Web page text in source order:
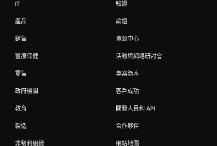
IT
產品
銷售
醫療保健
零售
政府機關
教育
製造
非營利組織
驗證
論壇
資源中心
活動與網路研討會
專案範本
客戶成功
開發人員和 API
合作夥伴
網站地圖